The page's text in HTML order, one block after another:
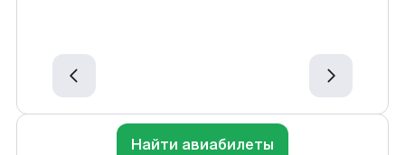
Найти авиабилеты